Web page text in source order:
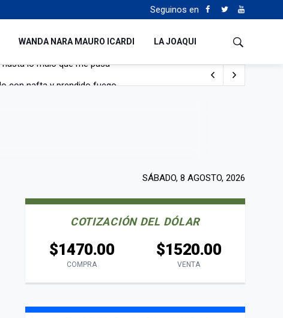
Seguinos en
WANDA NARA MAURO ICARDI LA JOAQUI
SÁBADO, 8 AGOSTO, 2026
COTIZACIÓN DEL DÓLAR
$1470.00
COMPRA
$1520.00
VENTA